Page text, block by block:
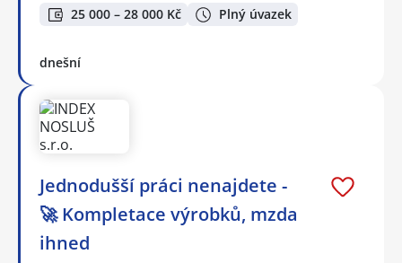
25 000 – 28 000 Kč Plný úvazek
dnešní
Jednodušší práci nenajdete -
🚀 Kompletace výrobků, mzda
ihned